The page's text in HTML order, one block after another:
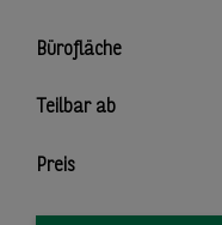
Bürofläche
Teilbar ab
Preis